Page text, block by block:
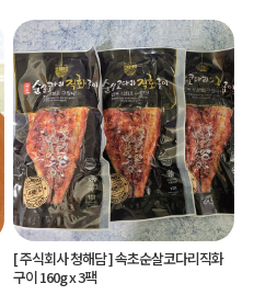
[ 주식회사 청해담 ]속초순살코다리직화
구이 160g x 3팩